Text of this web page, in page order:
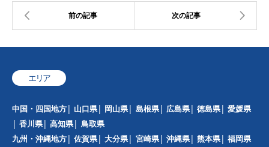
エリア
中国・四国地方 山口県 岡山県 島根県 広島県 徳島県
愛媛県
香川県
高知県
鳥取県
九州・沖縄地方
佐賀県 大分県 宮崎県 沖縄県 熊本県
福岡県